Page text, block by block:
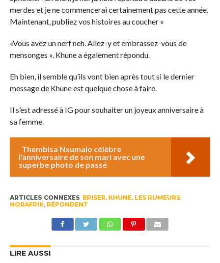
merdes et je ne commencerai certainement pas cette année.
Maintenant, publiez vos histoires au coucher »
«Vous avez un nerf neh. Allez-y et embrassez-vous de
mensonges ». Khune a également répondu.
Eh bien, il semble qu’ils vont bien après tout si le dernier
message de Khune est quelque chose à faire.
Il s’est adressé à IG pour souhaiter un joyeux anniversaire à
sa femme.
Thembisa Nxumalo célèbre
l'anniversaire de son mari avec une
superbe photo de passé
ARTICLES CONNEXES BRISER KHUNE, LES RUMEURS,
NORAFRIK, RÉPONDENT
LIRE AUSSI